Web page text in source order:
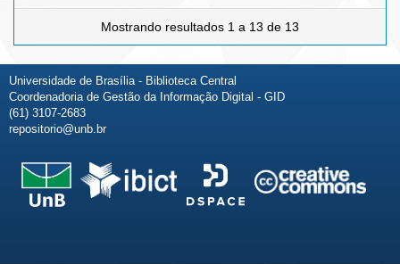
Mostrando resultados 1 a 13 de 13
Universidade de Brasília - Biblioteca Central
Coordenadoria de Gestão da Informação Digital - GID
(61) 3107-2683
repositorio@unb.br